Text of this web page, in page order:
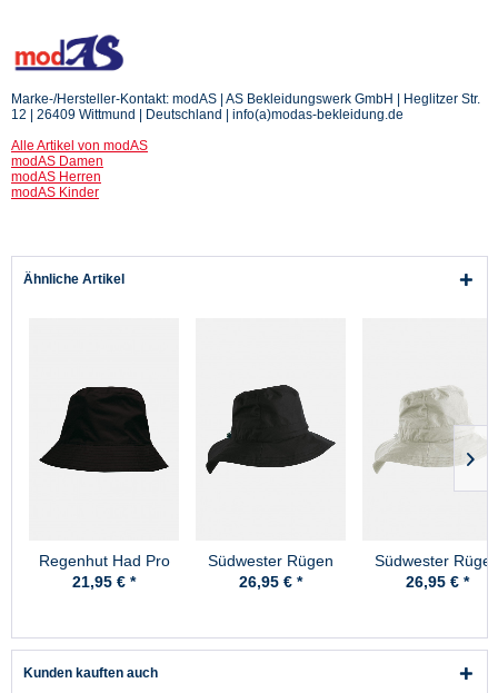
Marke-/Hersteller-Kontakt: modAS | AS Bekleidungswerk GmbH | Heglitzer Str.
12 | 26409 Wittmund | Deutschland | info(a)modas-bekleidung.de
Alle Artikel von modAS
modAS Damen
modAS Herren
modAS Kinder
Ähnliche Artikel
Regenhut Had Pro
Schwarz Pro-X
21,95 € *
Südwester Rügen
Schwarz Pro-X
26,95 € *
Südwester
Stone Pro-X
26,95 € *
Kunden kauften auch